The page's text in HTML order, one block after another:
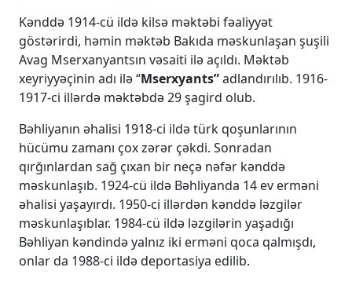
Kənddə 1914-cü ildə kilsə məktəbi fəaliyyət
göstərirdi, həmin məktəb Bakıda məskunlaşan şuşili
Avag Mserxanyantsın vəsaiti ilə açıldı. Məktəb
xeyriyyəçinin adı ilə “Mserxyants”adlandırılıb. 1916-
1917-ci illərdə məktəbdə 29 şagird olub.
Bəhliyanın əhalisi 1918-ci ildə türk qoşunlarının
hücümu zamanı çox zərər çəkdi. Sonradan
qırğınlardan sağ çıxan bir neçə nəfər kənddə
məskunlaşıb. 1924-cü ildə Bəhliyanda 14 ev erməni
əhalisi yaşayırdı. 1950-ci illərdən kənddə ləzgilər
məskunlaşıblar. 1984-cü ildə ləzgilərin yaşadığı
Bəhliyan kəndində yalnız iki erməni qoca qalmışdı,
onlar da 1988-ci ildə deportasiya edilib.